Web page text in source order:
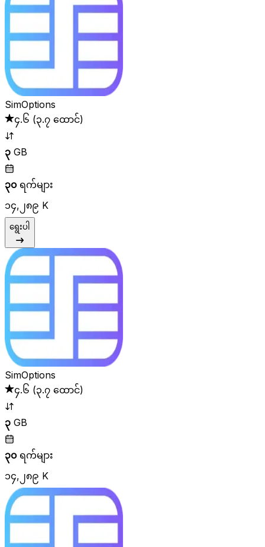
SimOptions
၄.၆ (၃.၇ ထောင်)
၃ GB
၃၀ရက်များ
၁၄,၂၈၉ K
ရွေးပါ
SimOptions
၄.၆ (၃.၇ ထောင်)
၃ GB
၃၀ရက်များ
၁၄,၂၈၉ K